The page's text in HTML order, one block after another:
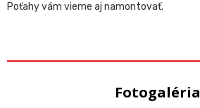
Poťahy vám vieme aj namontovať.
Fotogaléria